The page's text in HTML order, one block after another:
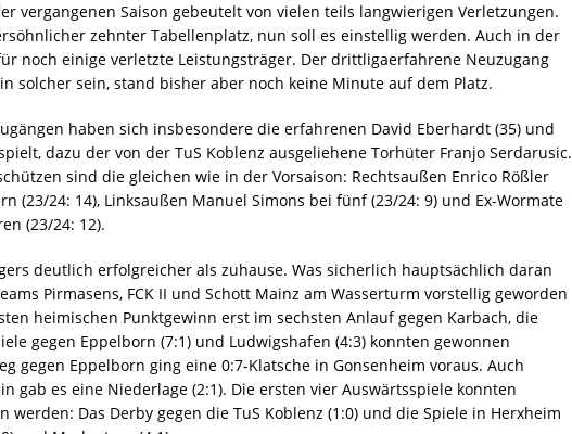
vergangenen Saison gebeutelt von vielen teils langwierigen Verletzungen.
zehnter Tabellenplatz, nun soll es einstellig werden. Auch in der
noch einige verletzte Leistungsträger. Der drittligaerfahrene Neuzugang
solcher sein, stand bisher aber noch keine Minute auf dem Platz.
haben sich insbesondere die erfahrenen David Eberhardt (35) und
dazu der von der TuS Koblenz ausgeliehene Torhüter Franjo Serdarusic.
sind die gleichen wie in der Vorsaison: Rechtsaußen Enrico Rößler
(23/24: 14), Linksaußen Manuel Simons bei fünf (23/24: 9) und Ex-Wormate
(23/24: 12).
deutlich erfolgreicher als zuhause. Was sicherlich hauptsächlich daran
Pirmasens, FCK II und Schott Mainz am Wasserturm vorstellig geworden
heimischen Punktgewinn erst im sechsten Anlauf gegen Karbach, die
gegen Eppelborn (7:1) und Ludwigshafen (4:3) konnten gewonnen
gegen Eppelborn ging eine 0:7-Klatsche in Gonsenheim voraus. Auch
gab es eine Niederlage (2:1). Die ersten vier Auswärtsspiele konnten
werden: Das Derby gegen die TuS Koblenz (1:0) und die Spiele in Herxheim